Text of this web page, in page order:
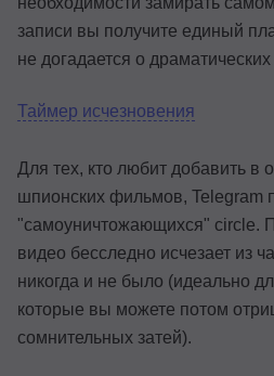
записи вы получите единый
не догадается о
Таймер исчезновения
Для тех, кто любит добавить в
шпионских фильмов, Telegram
"самоуничтожающихся" circle.
видео бесследно исчезает из
никогда и не было (идеально
которые вы можете потом
сомнительных затей).